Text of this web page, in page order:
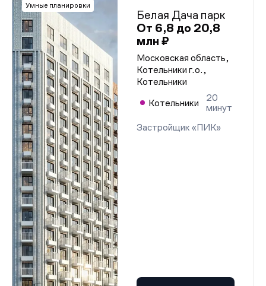
Умные планировки
Белая Дача парк
От 6,8 до 20,8
млн ₽
Московская область,
Котельники г.о.,
Котельники
Котельники
20
минут
Застройщик «ПИК»